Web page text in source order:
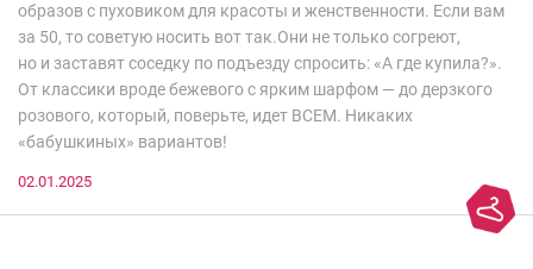
образов с пуховиком для красоты и женственности. Если вам
за 50, то советую носить вот так.Они не только согреют,
но и заставят соседку по подъезду спросить: «А где купила?».
От классики вроде бежевого с ярким шарфом — до дерзкого
розового, который, поверьте, идет ВСЕМ. Никаких
«бабушкиных» вариантов!
02.01.2025